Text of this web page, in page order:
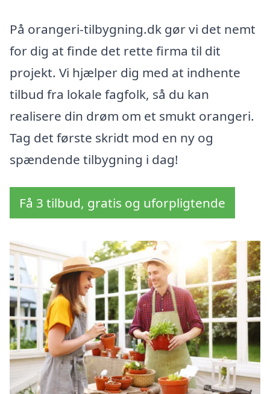
På orangeri-tilbygning.dk gør vi det nemt
for dig at finde det rette firma til dit
projekt. Vi hjælper dig med at indhente
tilbud fra lokale fagfolk, så du kan
realisere din drøm om et smukt orangeri.
Tag det første skridt mod en ny og
spændende tilbygning i dag!
Få 3 tilbud, gratis og uforpligtende